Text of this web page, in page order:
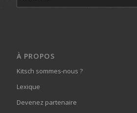
À PROPOS
Kitsch sommes-nous ?
Lexique
Devenez partenaire